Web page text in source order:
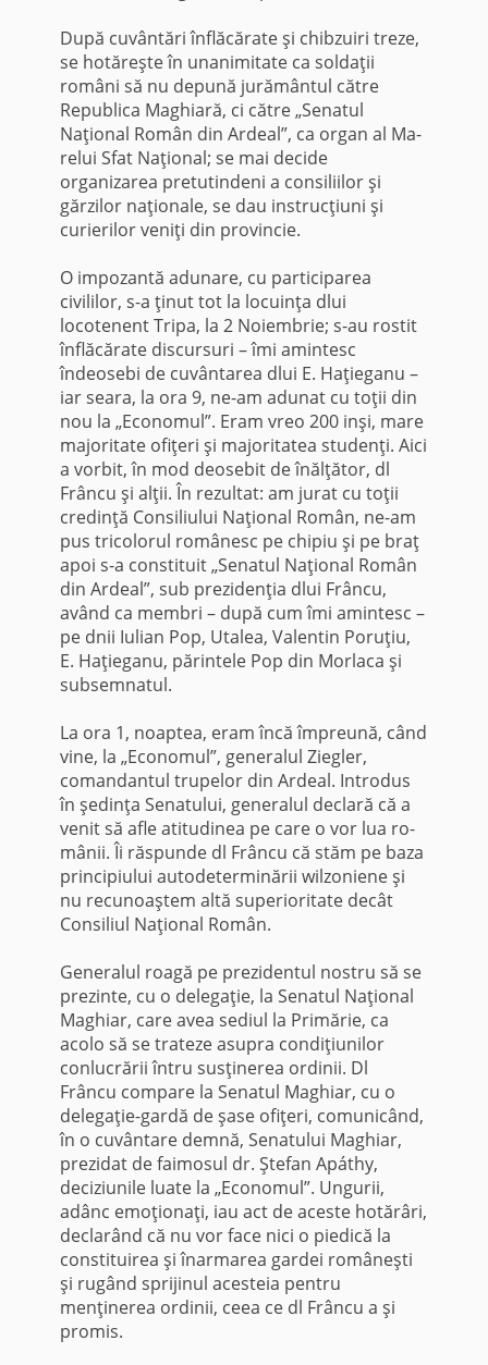
După cuvântări înflăcărate şi chibzuiri treze,
se hotăreşte în unanimitate ca soldaţii
români să nu depună jurământul către
Republica Ma­ghiară, ci către „Senatul
Naţional Român din Ardeal”, ca organ al Ma­
relui Sfat Naţional; se mai decide
organizarea pretutindeni a consiliilor şi
gărzilor naţionale, se dau instrucţiuni şi
curierilor veniţi din pro­vincie.
O impozantă adunare, cu participarea
civililor, s-a ţinut tot la locu­inţa dlui
locotenent Tripa, la 2 Noiembrie; s-au rostit
înflăcărate discur­suri – îmi amintesc
îndeosebi de cuvântarea dlui E. Haţieganu –
iar seara, la ora 9, ne-am adunat cu toţii din
nou la „Economul”. Eram vreo 200 inşi, mare
majoritate ofiţeri şi majoritatea studenţi. Aici
a vorbit, în mod deosebit de înălţător, dl
Frâncu şi alţii. În rezultat: am jurat cu toţii
credinţă Consiliului Naţional Român, ne-am
pus tricolorul româ­nesc pe chipiu şi pe braţ
apoi s-a constituit „Senatul Naţional Român
din Ardeal”, sub prezidenţia dlui Frâncu,
având ca membri – după cum îmi amintesc –
pe dnii Iulian Pop, Utalea, Valentin Poruţiu,
E. Haţie­ganu, părintele Pop din Morlaca şi
subsemnatul.
La ora 1, noaptea, eram încă împreună, când
vine, la „Economul”, ge­neralul Ziegler,
comandantul trupelor din Ardeal. Introdus
în şedinţa Se­natului, generalul declară că a
venit să afle atitudinea pe care o vor lua ro­
mânii. Îi răspunde dl Frâncu că stăm pe baza
principiului autodeterminării wilzoniene şi
nu recunoaştem altă superioritate decât
Consiliul Na­ţional Român.
Generalul roagă pe prezidentul nostru să se
prezinte, cu o delega­ţie, la Senatul Naţional
Maghiar, care avea sediul la Primărie, ca
acolo să se trateze asupra condiţiunilor
conlucrării întru susţinerea ordinii. Dl
Frâncu compare la Senatul Maghiar, cu o
delegaţie-gardă de şase ofiţeri, comunicând,
în o cuvântare demnă, Senatului Maghiar,
prezidat de faimosul dr. Ştefan Apáthy,
deciziunile luate la „Economul”. Ungurii,
adânc emoţionaţi, iau act de aceste hotărâri,
declarând că nu vor face nici o piedică la
constituirea şi înarmarea gardei româneşti
şi rugând spriji­nul acesteia pentru
menţinerea ordinii, ceea ce dl Frâncu a şi
promis.